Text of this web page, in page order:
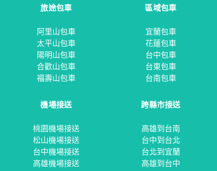
旅途包車
阿里山包車
太平山包車
陽明山包車
合歡山包車
福壽山包車
區域包車
宜蘭包車
花蓮包車
台中包車
台東包車
台南包車
機場接送
桃園機場接送
松山機場接送
台中機場接送
高雄機場接送
跨縣市接送
高雄到台南
台中到台北
台北到宜蘭
高雄到台中